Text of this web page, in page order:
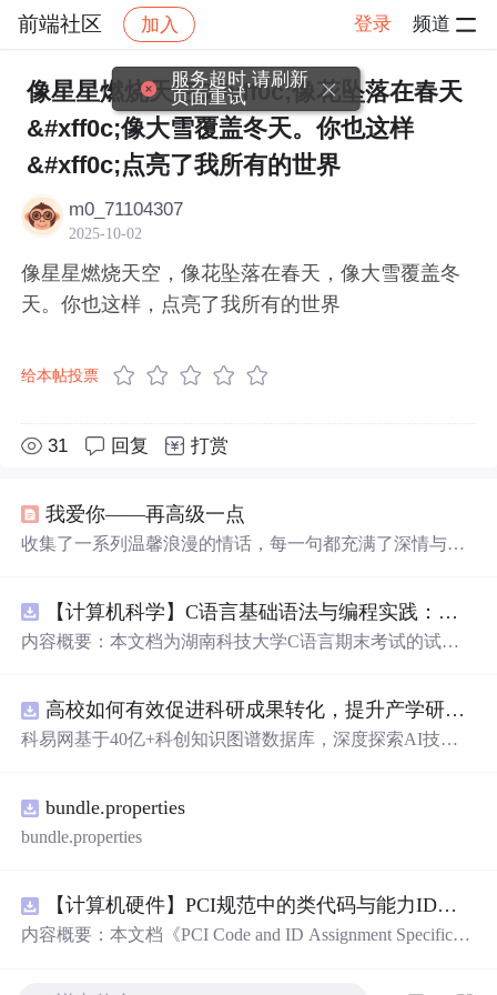
前端社区 加入 登录 频道
社区 前端社区 感慨 帖子详情
像星星燃烧天空&#xff0c;像花坠落在春天
&#xff0c;像大雪覆盖冬天。你也这样
&#xff0c;点亮了我所有的世界
m0_71104307
2025-10-02
像星星燃烧天空，像花坠落在春天，像大雪覆盖冬
天。你也这样，点亮了我所有的世界
给本帖投票
31 回复 打赏
我爱你——再高级一点
收集了一系列温馨浪漫的情话，每一句都充满了深情与爱
【计算机科学】C语言基础语法与编程实践：湖南科技大学期末考试核心知识点解析
内容概要：本文档为湖南科技大学C语言期末考试的试题
循环）、数组、字符串处理、函数定义与调用、指针初步
等内容。题目形式为单项选择题，每道题后附有正确答
业学习C语言课程的学生，特别是准备期末考试或需要强
化基础知识的初学者。; 使用场景及目标：①用于考前复
习，检验对C语言核心概念的掌握程度；②辅助教师出题
辑分析能力。; 阅读建议：建议结合教材和上机实践进行练
习，重点关注易错题和涉及复杂逻辑控制的题目，理解每
道题背后的程序执行流程，以达到真正掌握语言特性的目
高校如何有效促进科研成果转化，提升产学研合作效率？.docx
科易网基于40亿+科创知识图谱数据库，深度探索AI技术
新领域的AI+数智化解决方案，推动科技创新与产业创新
智能化发展。
bundle.properties
bundle.properties
【计算机硬件】PCI规范中的类代码与能力ID分配：设备功能分类及扩展能力标识系统设计
内容概要：本文档《PCI Code and ID Assignment Specificati
服务超时,请刷新
页面重试